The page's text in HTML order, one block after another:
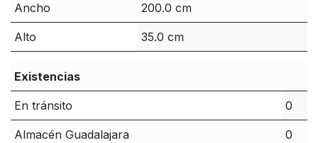
Ancho 200.0 cm
Alto 35.0 cm
Existencias
En tránsito 0
Almacén Guadalajara 0